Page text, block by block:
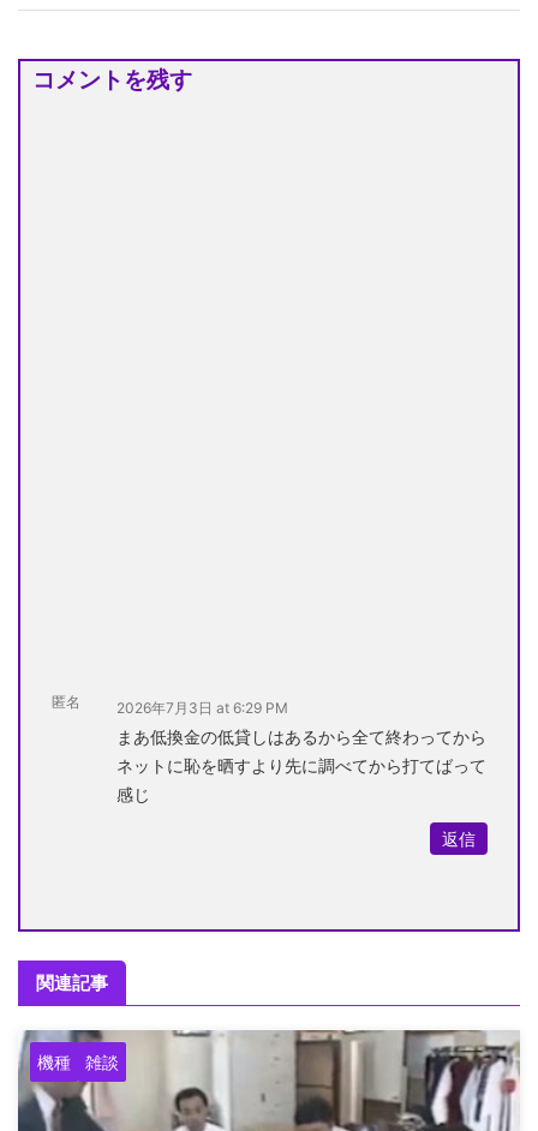
コメントを残す
匿名 2026年7月3日 at 6:29 PM
まあ低換金の低貸しはあるから全て終わってから
ネットに恥を晒すより先に調べてから打てばって
感じ
返信
関連記事
機種 雑談